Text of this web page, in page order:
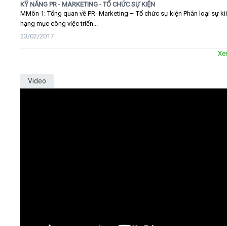
KỸ NĂNG PR - MARKETING - TỔ CHỨC SỰ KIỆN
MMôn 1: Tổng quan về PR- Marketing – Tổ chức sự kiện Phân loại sự
hạng mục công việc triển...
23/02/2017
Video